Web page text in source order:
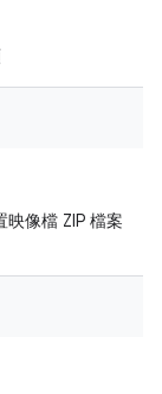
像檔 ZIP 檔案